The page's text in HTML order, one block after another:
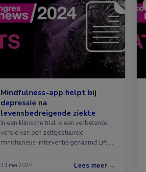
Mindfulness-app helpt bij
depressie na
levensbedreigende ziekte
In een klinische trial is een verbeterde
versie van een zelfgestuurde
mindfulness-interventie genaamd Lift …
23 mei 2024 Lees meer →